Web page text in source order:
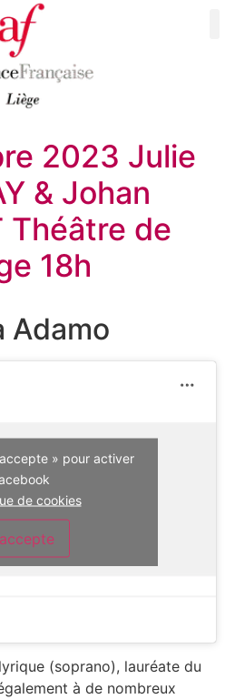
2023 Julie
& Johan
Théâtre de
18h
Adamo
» pour activer
de cookies
(soprano), lauréate du
à de nombreux